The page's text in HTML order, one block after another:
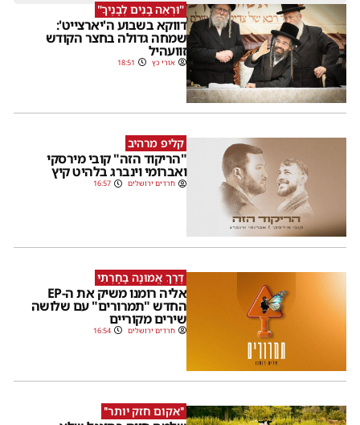
"וּרְאֵה בָנִים לְבָנֶיךָ"
דווקא בשבוע ה'יארצייט':
שמחה גדולה בחצר הקודש
זוועהיל
אורי כץ 18:51
קליפ מרהיב
"הריקוד הזה" קובי מירסקי
ואברומי וינברג בלהיט קיץ
חרדים ירושלים 16:57
דֶּרֶךְ אֱמוּנָה בָחָרְתִּי
אליה רומנו משיק את ה-EP
החדש "תמרורים" עם שלושה
שירים מקוריים
חרדים ירושלים 16:54
''אקום חזק יותר''